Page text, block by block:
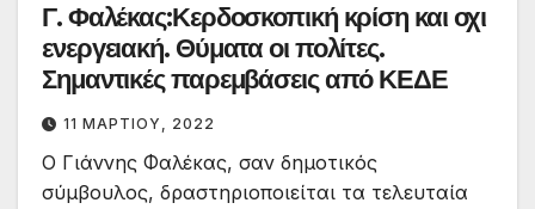
Γ. Φαλέκας:Κερδοσκοπική κρίση και οχι
ενεργειακή. Θύματα οι πολίτες.
Σημαντικές παρεμβάσεις από ΚΕΔΕ
11 ΜΑΡΤΊΟΥ, 2022
Ο Γιάννης Φαλέκας, σαν δημοτικός
σύμβουλος, δραστηριοποιείται τα τελευταία